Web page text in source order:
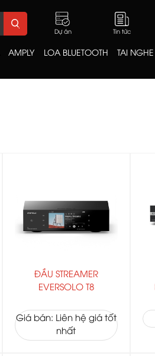
Dự án Tin tức
AMPLY LOA BLUETOOTH TAI NGHE
ĐẦU STREAMER
EVERSOLO T8
Giá bán: Liên hệ giá tốt
nhất